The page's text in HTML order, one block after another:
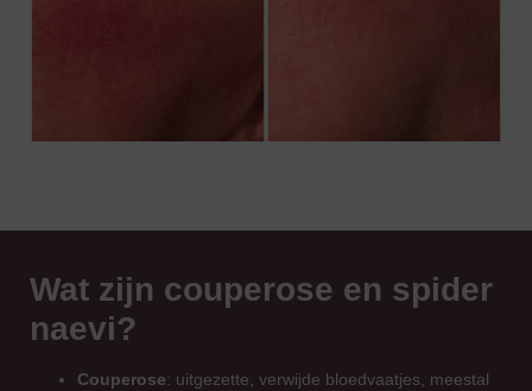
Wat zijn couperose en spider
naevi?
Couperose: uitgezette, verwijde bloedvaatjes, meestal